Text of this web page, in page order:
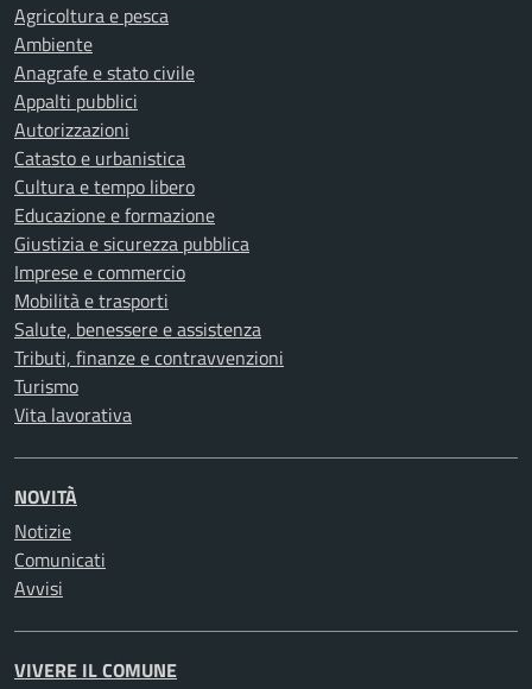
Agricoltura e pesca
Ambiente
Anagrafe e stato civile
Appalti pubblici
Autorizzazioni
Catasto e urbanistica
Cultura e tempo libero
Educazione e formazione
Giustizia e sicurezza pubblica
Imprese e commercio
Mobilità e trasporti
Salute, benessere e assistenza
Tributi, finanze e contravvenzioni
Turismo
Vita lavorativa
NOVITÀ
Notizie
Comunicati
Avvisi
VIVERE IL COMUNE